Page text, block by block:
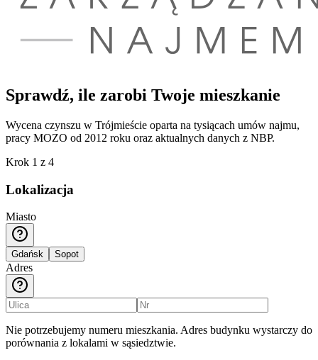
Sprawdź, ile zarobi Twoje mieszkanie
Wycena czynszu w Trójmieście oparta na tysiącach umów najmu,
pracy MOZO od 2012 roku oraz aktualnych danych z NBP.
Krok 1 z 4
Lokalizacja
Miasto
Gdańsk Sopot
Adres
Nie potrzebujemy numeru mieszkania. Adres budynku wystarczy do
porównania z lokalami w sąsiedztwie.